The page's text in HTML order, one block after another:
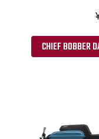
CHIEF